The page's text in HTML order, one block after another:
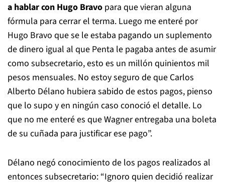
a hablar con Hugo Bravo para que vieran alguna
fórmula para cerrar el terma. Luego me enteré por
Hugo Bravo que se le estaba pagando un suplemento
de dinero igual al que Penta le pagaba antes de asumir
como subsecretario, esto es un millón quinientos mil
pesos mensuales. No estoy seguro de que Carlos
Alberto Délano hubiera sabido de estos pagos, pienso
que lo supo y en ningún caso conoció el detalle. Lo
que no me enteré es que Wagner entregaba una boleta
de su cuñada para justificar ese pago”.
Délano negó conocimiento de los pagos realizados al
entonces subsecretario: “Ignoro quien decidió realizar